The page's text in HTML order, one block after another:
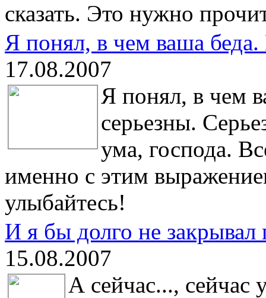
сказать. Это нужно
Я понял, в чем ваша
17.08.2007
Я понял, в чем
серьезны.
ума, господа.
именно с этим
улыбайтесь!
И я бы долго не закрывал
15.08.2007
А сейчас..., сейчас